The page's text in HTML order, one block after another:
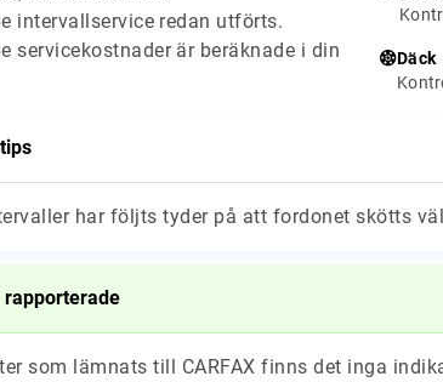
intervallservice redan utförts.
servicekostnader är beräknade i din
Däck
har följts tyder på att fordonet skötts
rapporterade
som lämnats till CARFAX finns det inga